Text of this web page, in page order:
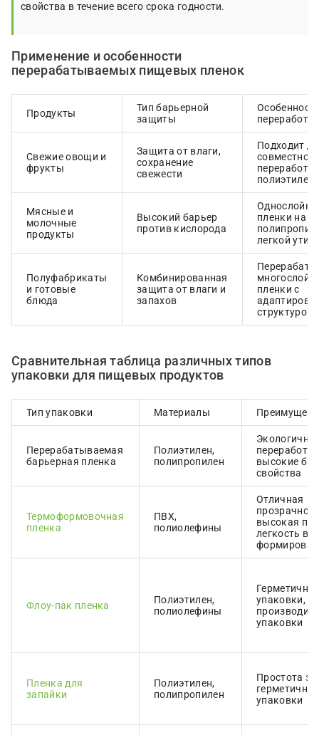
свойства в течение всего срока годности.
Применение и особенности
перерабатываемых пищевых пленок
Продукты
Тип барьерной
защиты
Свежие овощи и
фрукты
Защита от влаги,
сохранение
свежести
Подходит
совместной
Мясные и
молочные
продукты
Высокий барьер
против кислорода
пленки на
легкой
Полуфабрикаты
и готовые
блюда
Комбинированная
защита от влаги и
запахов
пленки с
структурой
Сравнительная таблица различных типов
упаковки для пищевых продуктов
Тип упаковки Материалы
Перерабатываемая
барьерная пленка
Полиэтилен,
полипропилен
высокие
свойства
Термоформовочная
пленка
ПВХ,
полиолефины
Отличная
высокая
легкость в
Флоу-пак пленка
Полиэтилен,
полиолефины
упаковки,
упаковки
Пленка для
запайки
Полиэтилен,
полипропилен
Простота
упаковки